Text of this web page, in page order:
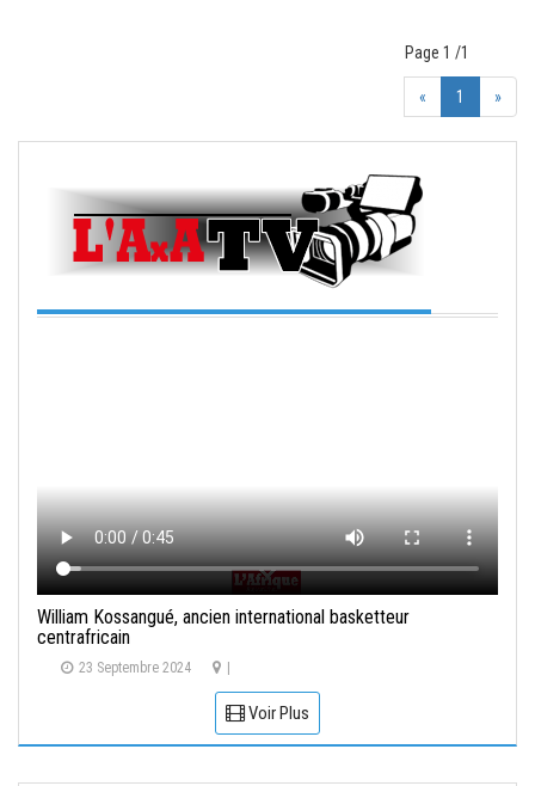
Page 1 /1
« 1 »
William Kossangué, ancien international basketteur
centrafricain
23 Septembre 2024 |
Voir Plus